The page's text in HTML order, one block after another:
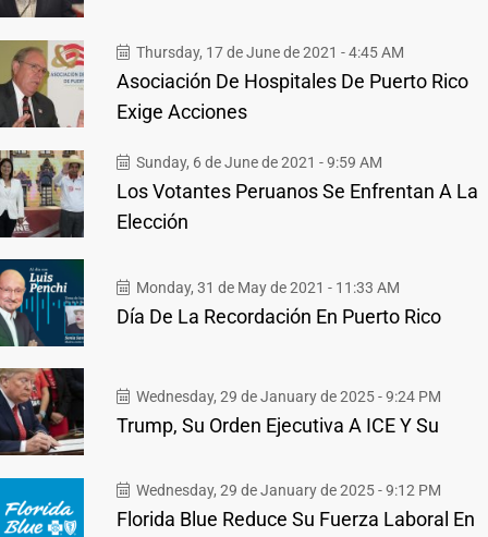
Thursday, 17 de June de 2021 - 4:45 AM
Asociación De Hospitales De Puerto Rico
Exige Acciones
Sunday, 6 de June de 2021 - 9:59 AM
Los Votantes Peruanos Se Enfrentan A La
Elección
Monday, 31 de May de 2021 - 11:33 AM
Día De La Recordación En Puerto Rico
Wednesday, 29 de January de 2025 - 9:24 PM
Trump, Su Orden Ejecutiva A ICE Y Su
Wednesday, 29 de January de 2025 - 9:12 PM
Florida Blue Reduce Su Fuerza Laboral En